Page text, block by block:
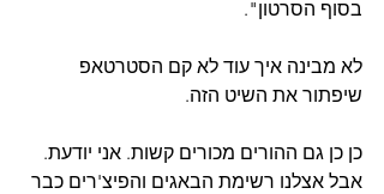
בסוף הסרטון".
לא מבינה איך עוד לא קם הסטרטאפ
שיפתור את השיט הזה.
כן כן גם ההורים מכורים קשות. אני יודעת.
אבל אצלנו רשימת הבאגים והפיצ'רים כבר